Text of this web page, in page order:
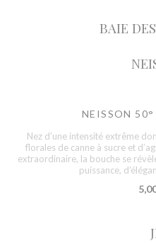
BAIE
NEISSON
Nez d’une intensité extrême
florales de canne à sucre et
extraordinaire, la bouche se
puissance,